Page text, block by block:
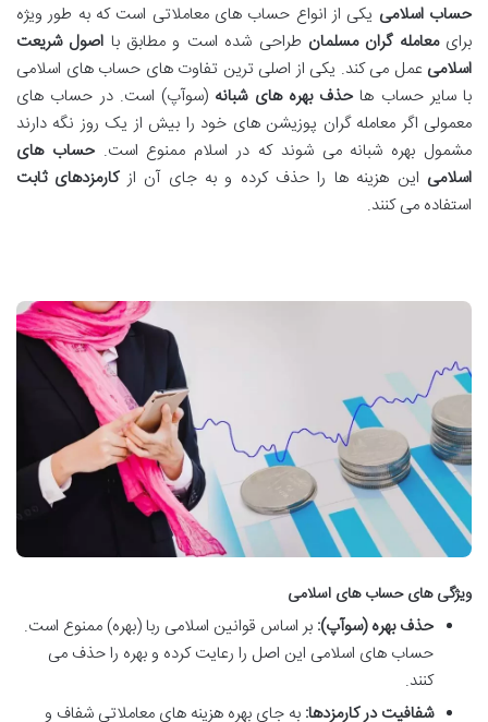
حساب اسلامی یکی از انواع حساب های معاملاتی است که به طور ویژه
برایمعامله گران مسلمان طراحی شده است و مطابق با اصول شریعت
اسلامی عمل می کند. یکی از اصلی ترین تفاوت های حساب های اسلامی
با سایر حساب هاحذف بهره های شبانه (سوآپ) است. در حساب های
معمولی اگر معامله گران پوزیشن های خود را بیش از یک روز نگه دارند
مشمول بهره شبانه می شوند که در اسلام ممنوع است.حساب های
اسلامی این هزینه ها را حذف کرده و به جای آن ازکارمزدهای ثابت
استفاده می کنند.
ویژگی های حساب های اسلامی
حذف بهره (سوآپ): بر اساس قوانین اسلامی ربا (بهره) ممنوع است.
حساب های اسلامی این اصل را رعایت کرده و بهره را حذف می
کنند.
شفافیت در کارمزدها: به جای بهره هزینه های معاملاتی شفاف و